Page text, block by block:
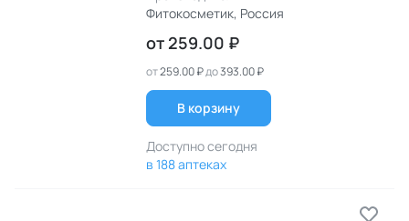
Фитокосметик, Россия
от 259.00 ₽
от259.00 ₽до393.00 ₽
В корзину
Доступно сегодня
в 188 аптеках